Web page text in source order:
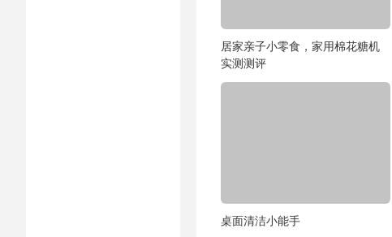
居家亲子小零食，家用棉花糖机
实测测评
桌面清洁小能手